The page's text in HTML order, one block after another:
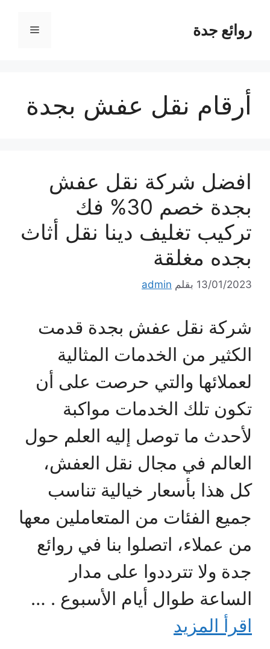
المحتوىروائع جدة القائمة
أرقام نقل عفش بجدة
افضل شركة نقل عفش
بجدة خصم 30% فك
تركيب تغليف دينا نقل أثاث
بجده مغلقة
13/01/2023 بقلم admin
شركة نقل عفش بجدة قدمت
الكثير من الخدمات المثالية
لعملائها والتي حرصت على أن
تكون تلك الخدمات مواكبة
لأحدث ما توصل إليه العلم حول
العالم في مجال نقل العفش،
كل هذا بأسعار خيالية تناسب
جميع الفئات من المتعاملين معها
من عملاء، اتصلوا بنا في روائع
جدة ولا تترددوا على مدار
الساعة طوال أيام الأسبوع . …
اقرأ المزيد